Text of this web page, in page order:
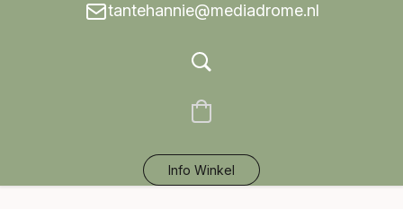
tantehannie@mediadrome.nl
Info Winkel